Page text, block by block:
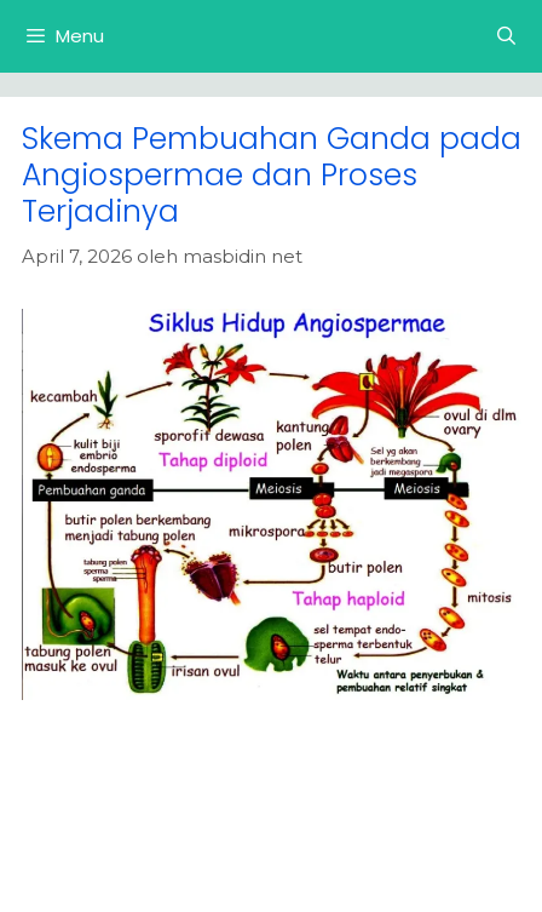
isi
Menu
Skema Pembuahan Ganda pada
Angiospermae dan Proses
Terjadinya
April 7, 2026 oleh masbidin net